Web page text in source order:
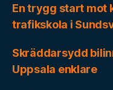
En trygg start mot
trafikskola i
Skräddarsydd
Uppsala enklare